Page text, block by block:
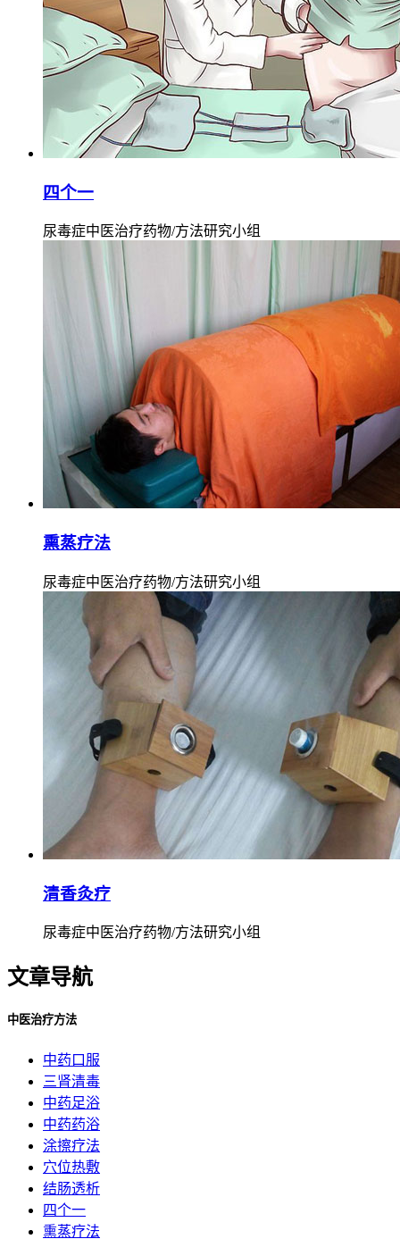
四个一
尿毒症中医治疗药物/方法研究小组
熏蒸疗法
尿毒症中医治疗药物/方法研究小组
清香灸疗
尿毒症中医治疗药物/方法研究小组
文章导航
中医治疗方法
中药口服
三肾清毒
中药足浴
中药药浴
涂擦疗法
穴位热敷
结肠透析
四个一
熏蒸疗法